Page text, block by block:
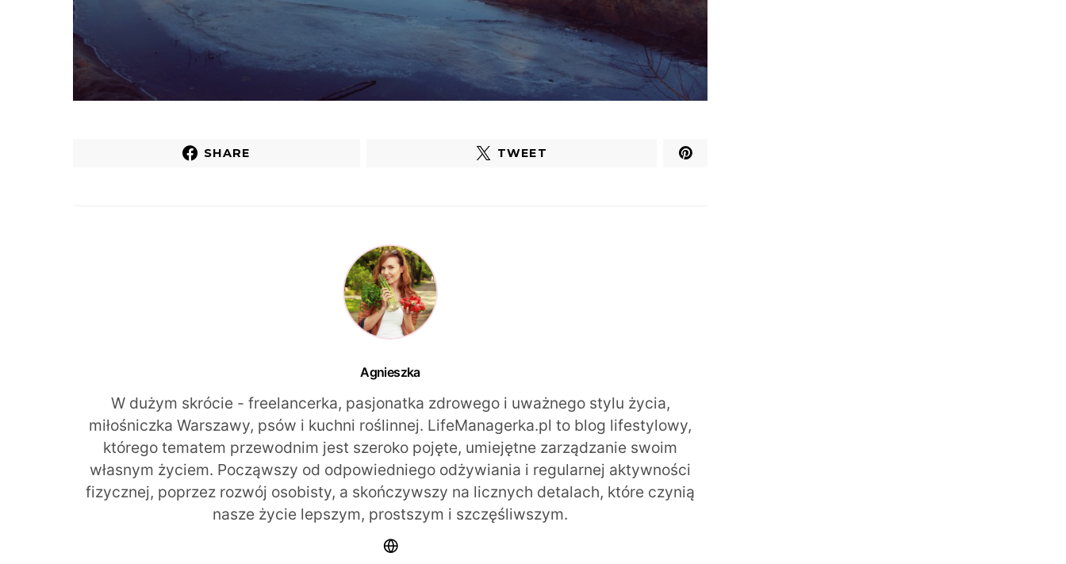
SHARE TWEET
Agnieszka
W dużym skrócie - freelancerka, pasjonatka zdrowego i uważnego stylu życia,
miłośniczka Warszawy, psów i kuchni roślinnej. LifeManagerka.pl to blog lifestylowy,
którego tematem przewodnim jest szeroko pojęte, umiejętne zarządzanie swoim
własnym życiem. Począwszy od odpowiedniego odżywiania i regularnej aktywności
fizycznej, poprzez rozwój osobisty, a skończywszy na licznych detalach, które czynią
nasze życie lepszym, prostszym i szczęśliwszym.